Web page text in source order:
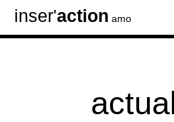
inser'action amo